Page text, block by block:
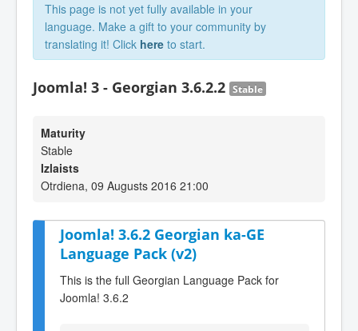
This page is not yet fully available in your
language. Make a gift to your community by
translating it! Click here to start.
Joomla! 3 - Georgian 3.6.2.2 Stable
Maturity
Stable
Izlaists
Otrdiena, 09 Augusts 2016 21:00
Joomla! 3.6.2 Georgian ka-GE
Language Pack (v2)
This is the full Georgian Language Pack for
Joomla! 3.6.2